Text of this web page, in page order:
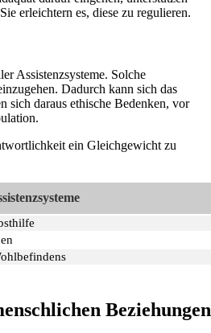
erleichtern es, diese zu regulieren.
Assistenzsysteme. Solche
Dadurch kann sich das
sich daraus ethische Bedenken, vor
ein Gleichgewicht zu
Beziehungen